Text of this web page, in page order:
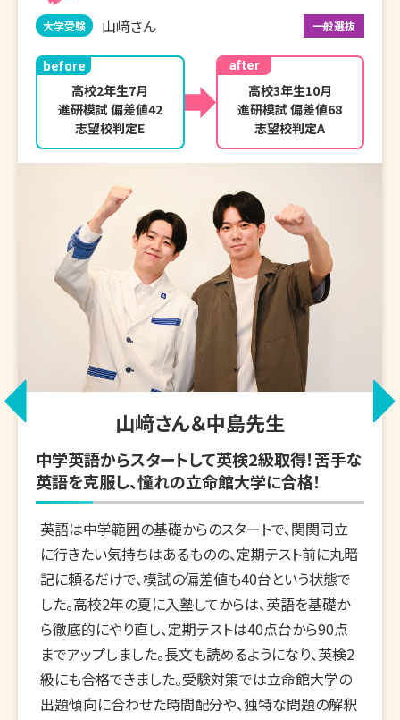
山﨑さん＆中島先生
中学英語からスタートして英検2級取得！苦手な
英語を克服し、憧れの立命館大学に合格！
英語は中学範囲の基礎からのスタートで、関関同立
に行きたい気持ちはあるものの、定期テスト前に丸暗
記に頼るだけで、模試の偏差値も40台という状態で
した。高校2年の夏に入塾してからは、英語を基礎か
ら徹底的にやり直し、定期テストは40点台から90点
までアップしました。長文も読めるようになり、英検2
級にも合格できました。受験対策では立命館大学の
出題傾向に合わせた時間配分や、独特な問題の解釈
大学受験 山﨑さん 一般選抜
before
高校2年生7月
進研模試 偏差値42
志望校判定E
after
高校3年生10月
進研模試 偏差値68
志望校判定A